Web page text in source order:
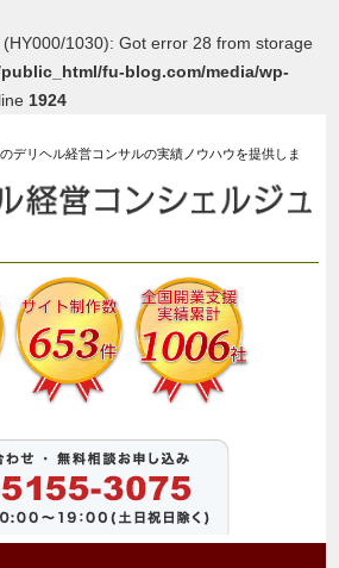
1030): Got error 28 from storage
fu-blog.com/media/wp-
1924
デリヘル経営コンサルの実績ノウハウを提供しま